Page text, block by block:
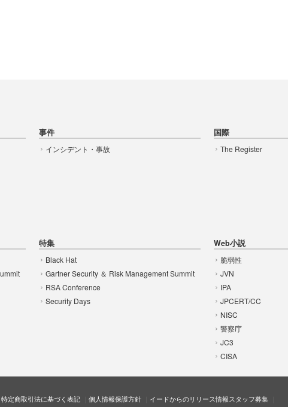
事件
インシデント・事故
国際
The Register
特集
Black Hat
Gartner Security ＆ Risk Management Summit
RSA Conference
Security Days
Web小説
脆弱性
JVN
IPA
JPCERT/CC
NISC
警察庁
JC3
CISA
特定商取引法に基づく表記 個人情報保護方針 イードからのリリース情報スタッフ募集